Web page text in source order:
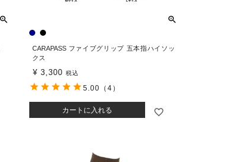
CARAPASS ファイブグリップ 五本指ハイソッ
クス
¥ 3,300 税込
カートに入れる
5.00 （4）